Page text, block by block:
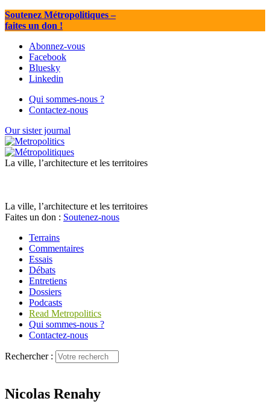
Soutenez Métropolitiques–
faites un don !
Abonnez-vous
Facebook
Bluesky
Linkedin
Qui sommes-nous ?
Contactez-nous
Our sister journal
La ville, l’architecture et les territoires
La ville, l’architecture et les territoires
Faites un don : Soutenez-nous
Terrains
Commentaires
Essais
Débats
Entretiens
Dossiers
Podcasts
Read Metropolitics
Qui sommes-nous ?
Contactez-nous
Rechercher :
Nicolas Renahy